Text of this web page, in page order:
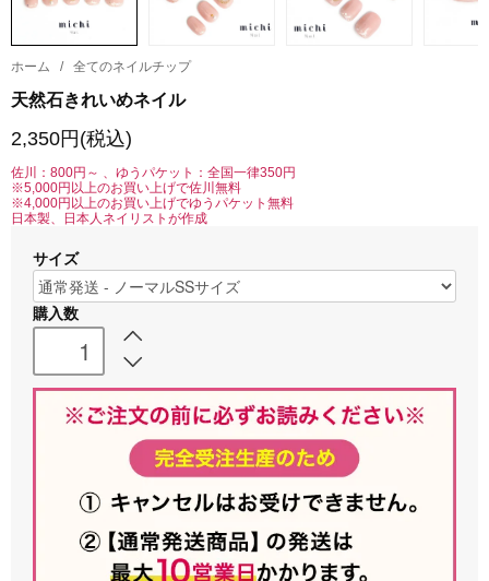
ホーム / 全てのネイルチップ
天然石きれいめネイル
2,350円(税込)
佐川：800円～ 、ゆうパケット：全国一律350円
※5,000円以上のお買い上げで佐川無料
※4,000円以上のお買い上げでゆうパケット無料
日本製、日本人ネイリストが作成
サイズ
購入数